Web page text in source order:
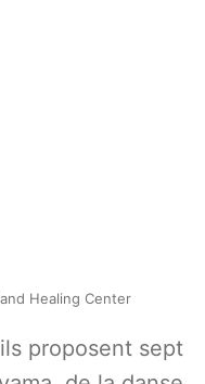
Healing Center
proposent sept